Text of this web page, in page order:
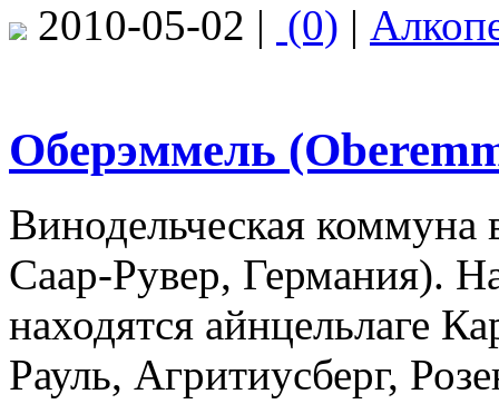
2010-05-02 | (0) |
Оберэммель
Винодельческая коммуна
Саар-Рувер, Германия).
находятся айнцельлаге
Рауль, Агритиусберг,